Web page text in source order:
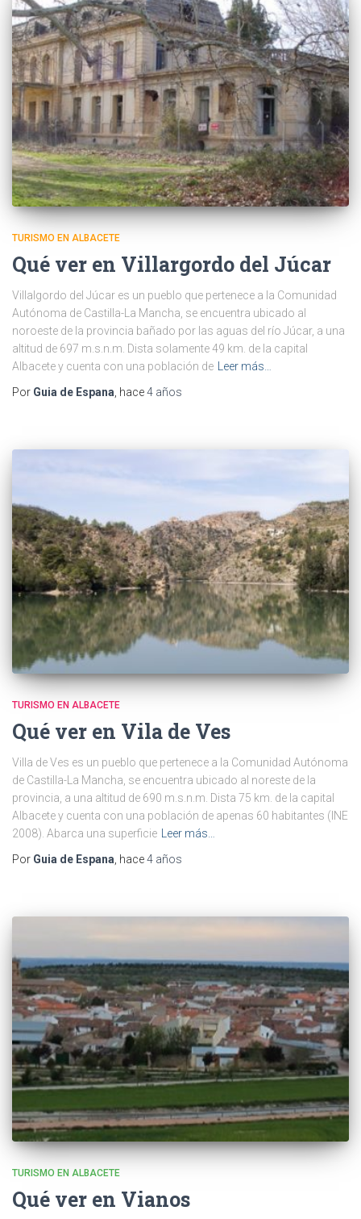
TURISMO EN ALBACETE
Qué ver en Villargordo del Júcar
Villalgordo del Júcar es un pueblo que pertenece a la Comunidad
Autónoma de Castilla-La Mancha, se encuentra ubicado al
noroeste de la provincia bañado por las aguas del río Júcar, a una
altitud de 697 m.s.n.m. Dista solamente 49 km. de la capital
Albacete y cuenta con una población de Leer más…
Por Guia de Espana , hace4 años
TURISMO EN ALBACETE
Qué ver en Vila de Ves
Villa de Ves es un pueblo que pertenece a la Comunidad Autónoma
de Castilla-La Mancha, se encuentra ubicado al noreste de la
provincia, a una altitud de 690 m.s.n.m. Dista 75 km. de la capital
Albacete y cuenta con una población de apenas 60 habitantes (INE
2008). Abarca una superficie Leer más…
Por Guia de Espana, hace4 años
TURISMO EN ALBACETE
Qué ver en Vianos